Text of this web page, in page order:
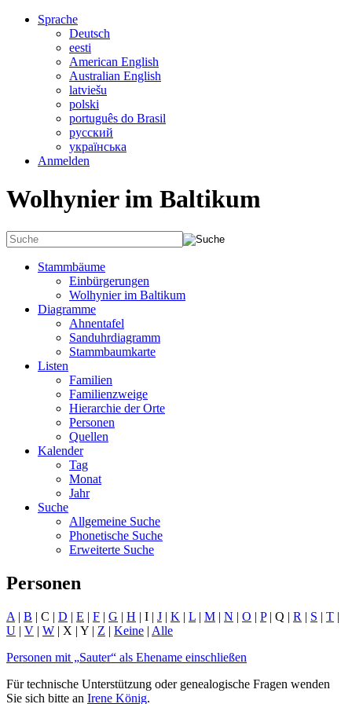
Sprache
Deutsch
eesti
American English
Australian English
latviešu
polski
português do Brasil
русский
українська
Anmelden
Wolhynier im Baltikum
Stammbäume
Einbürgerungen
Wolhynier im Baltikum
Diagramme
Ahnentafel
Sanduhrdiagramm
Stammbaumkarte
Listen
Familien
Familienzweige
Hierarchie der Orte
Personen
Quellen
Kalender
Tag
Monat
Jahr
Suche
Allgemeine Suche
Phonetische Suche
Erweiterte Suche
Personen
A | B | C | D | E | F | G | H | I | J | K | L | M | N | O | P| Q | R | S | T |
U | V | W | X | Y | Z | Keine | Alle
Personen mit „Sauter“ als Ehename einschließen
Für technische Unterstützung oder genealogische Fragen wenden
Sie sich bitte an Irene König.